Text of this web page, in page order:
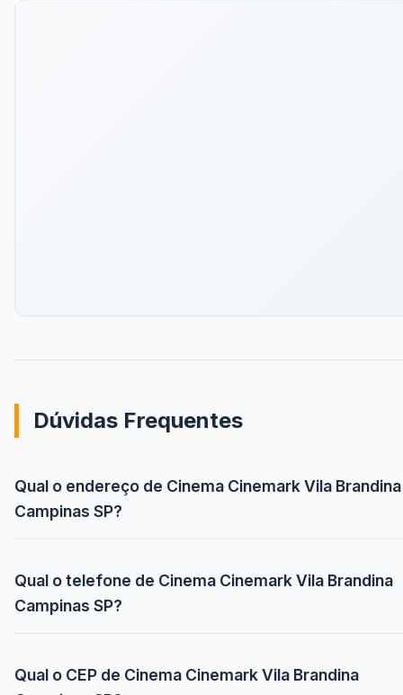
Dúvidas Frequentes
Qual o endereço de Cinema Cinemark Vila Brandina
Campinas SP?
Qual o telefone de Cinema Cinemark Vila Brandina
Campinas SP?
Qual o CEP de Cinema Cinemark Vila Brandina